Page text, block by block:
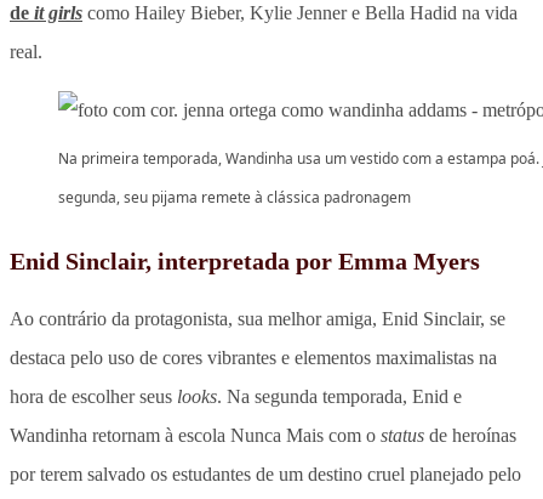
de it girls como Hailey Bieber, Kylie Jenner e Bella Hadid na vida
real.
Na primeira temporada, Wandinha usa um vestido com a estampa poá.
segunda, seu pijama remete à clássica padronagem
Enid Sinclair, interpretada por Emma Myers
Ao contrário da protagonista, sua melhor amiga, Enid Sinclair, se
destaca pelo uso de cores vibrantes e elementos maximalistas na
hora de escolher seus looks. Na segunda temporada, Enid e
Wandinha retornam à escola Nunca Mais com o status de heroínas
por terem salvado os estudantes de um destino cruel planejado pelo